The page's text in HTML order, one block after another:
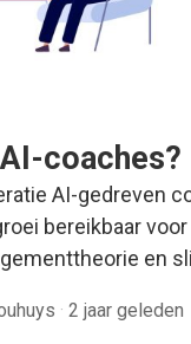
AI-gedreven
bereikbaar
en
· 2 jaar geleden